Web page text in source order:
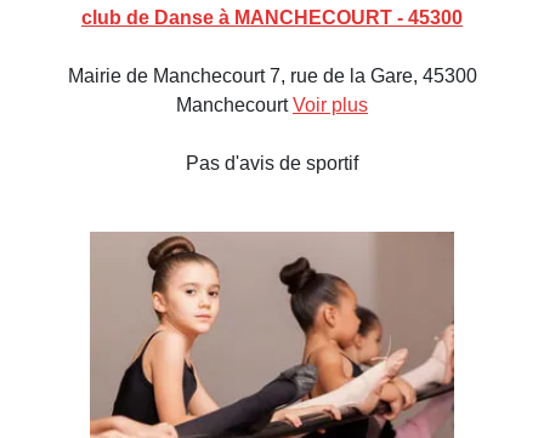
club de Danse à MANCHECOURT - 45300
Mairie de Manchecourt 7, rue de la Gare, 45300
ManchecourtVoir plus
Pas d'avis de sportif